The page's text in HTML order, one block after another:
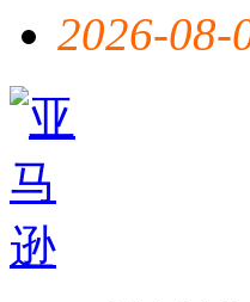
2026-08-